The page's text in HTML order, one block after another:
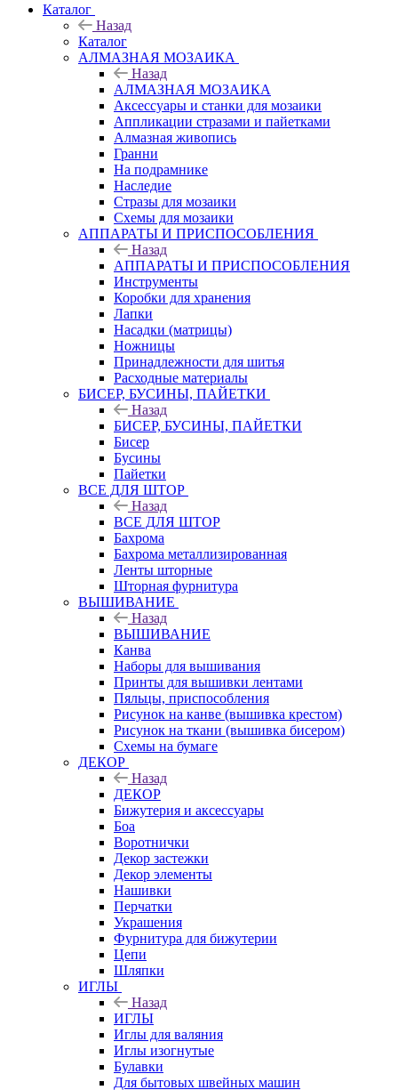
Каталог
Назад
Каталог
АЛМАЗНАЯ МОЗАИКА
Назад
АЛМАЗНАЯ МОЗАИКА
Аксессуары и станки для мозаики
Аппликации стразами и пайетками
Алмазная живопись
Гранни
На подрамнике
Наследие
Стразы для мозаики
Схемы для мозаики
АППАРАТЫ И ПРИСПОСОБЛЕНИЯ
Назад
АППАРАТЫ И ПРИСПОСОБЛЕНИЯ
Инструменты
Коробки для хранения
Лапки
Насадки (матрицы)
Ножницы
Принадлежности для шитья
Расходные материалы
БИСЕР, БУСИНЫ, ПАЙЕТКИ
Назад
БИСЕР, БУСИНЫ, ПАЙЕТКИ
Бисер
Бусины
Пайетки
ВСЕ ДЛЯ ШТОР
Назад
ВСЕ ДЛЯ ШТОР
Бахрома
Бахрома металлизированная
Ленты шторные
Шторная фурнитура
ВЫШИВАНИЕ
Назад
ВЫШИВАНИЕ
Канва
Наборы для вышивания
Принты для вышивки лентами
Пяльцы, приспособления
Рисунок на канве (вышивка крестом)
Рисунок на ткани (вышивка бисером)
Схемы на бумаге
ДЕКОР
Назад
ДЕКОР
Бижутерия и аксессуары
Боа
Воротнички
Декор застежки
Декор элементы
Нашивки
Перчатки
Украшения
Фурнитура для бижутерии
Цепи
Шляпки
ИГЛЫ
Назад
ИГЛЫ
Иглы для валяния
Иглы изогнутые
Булавки
Для бытовых швейных машин